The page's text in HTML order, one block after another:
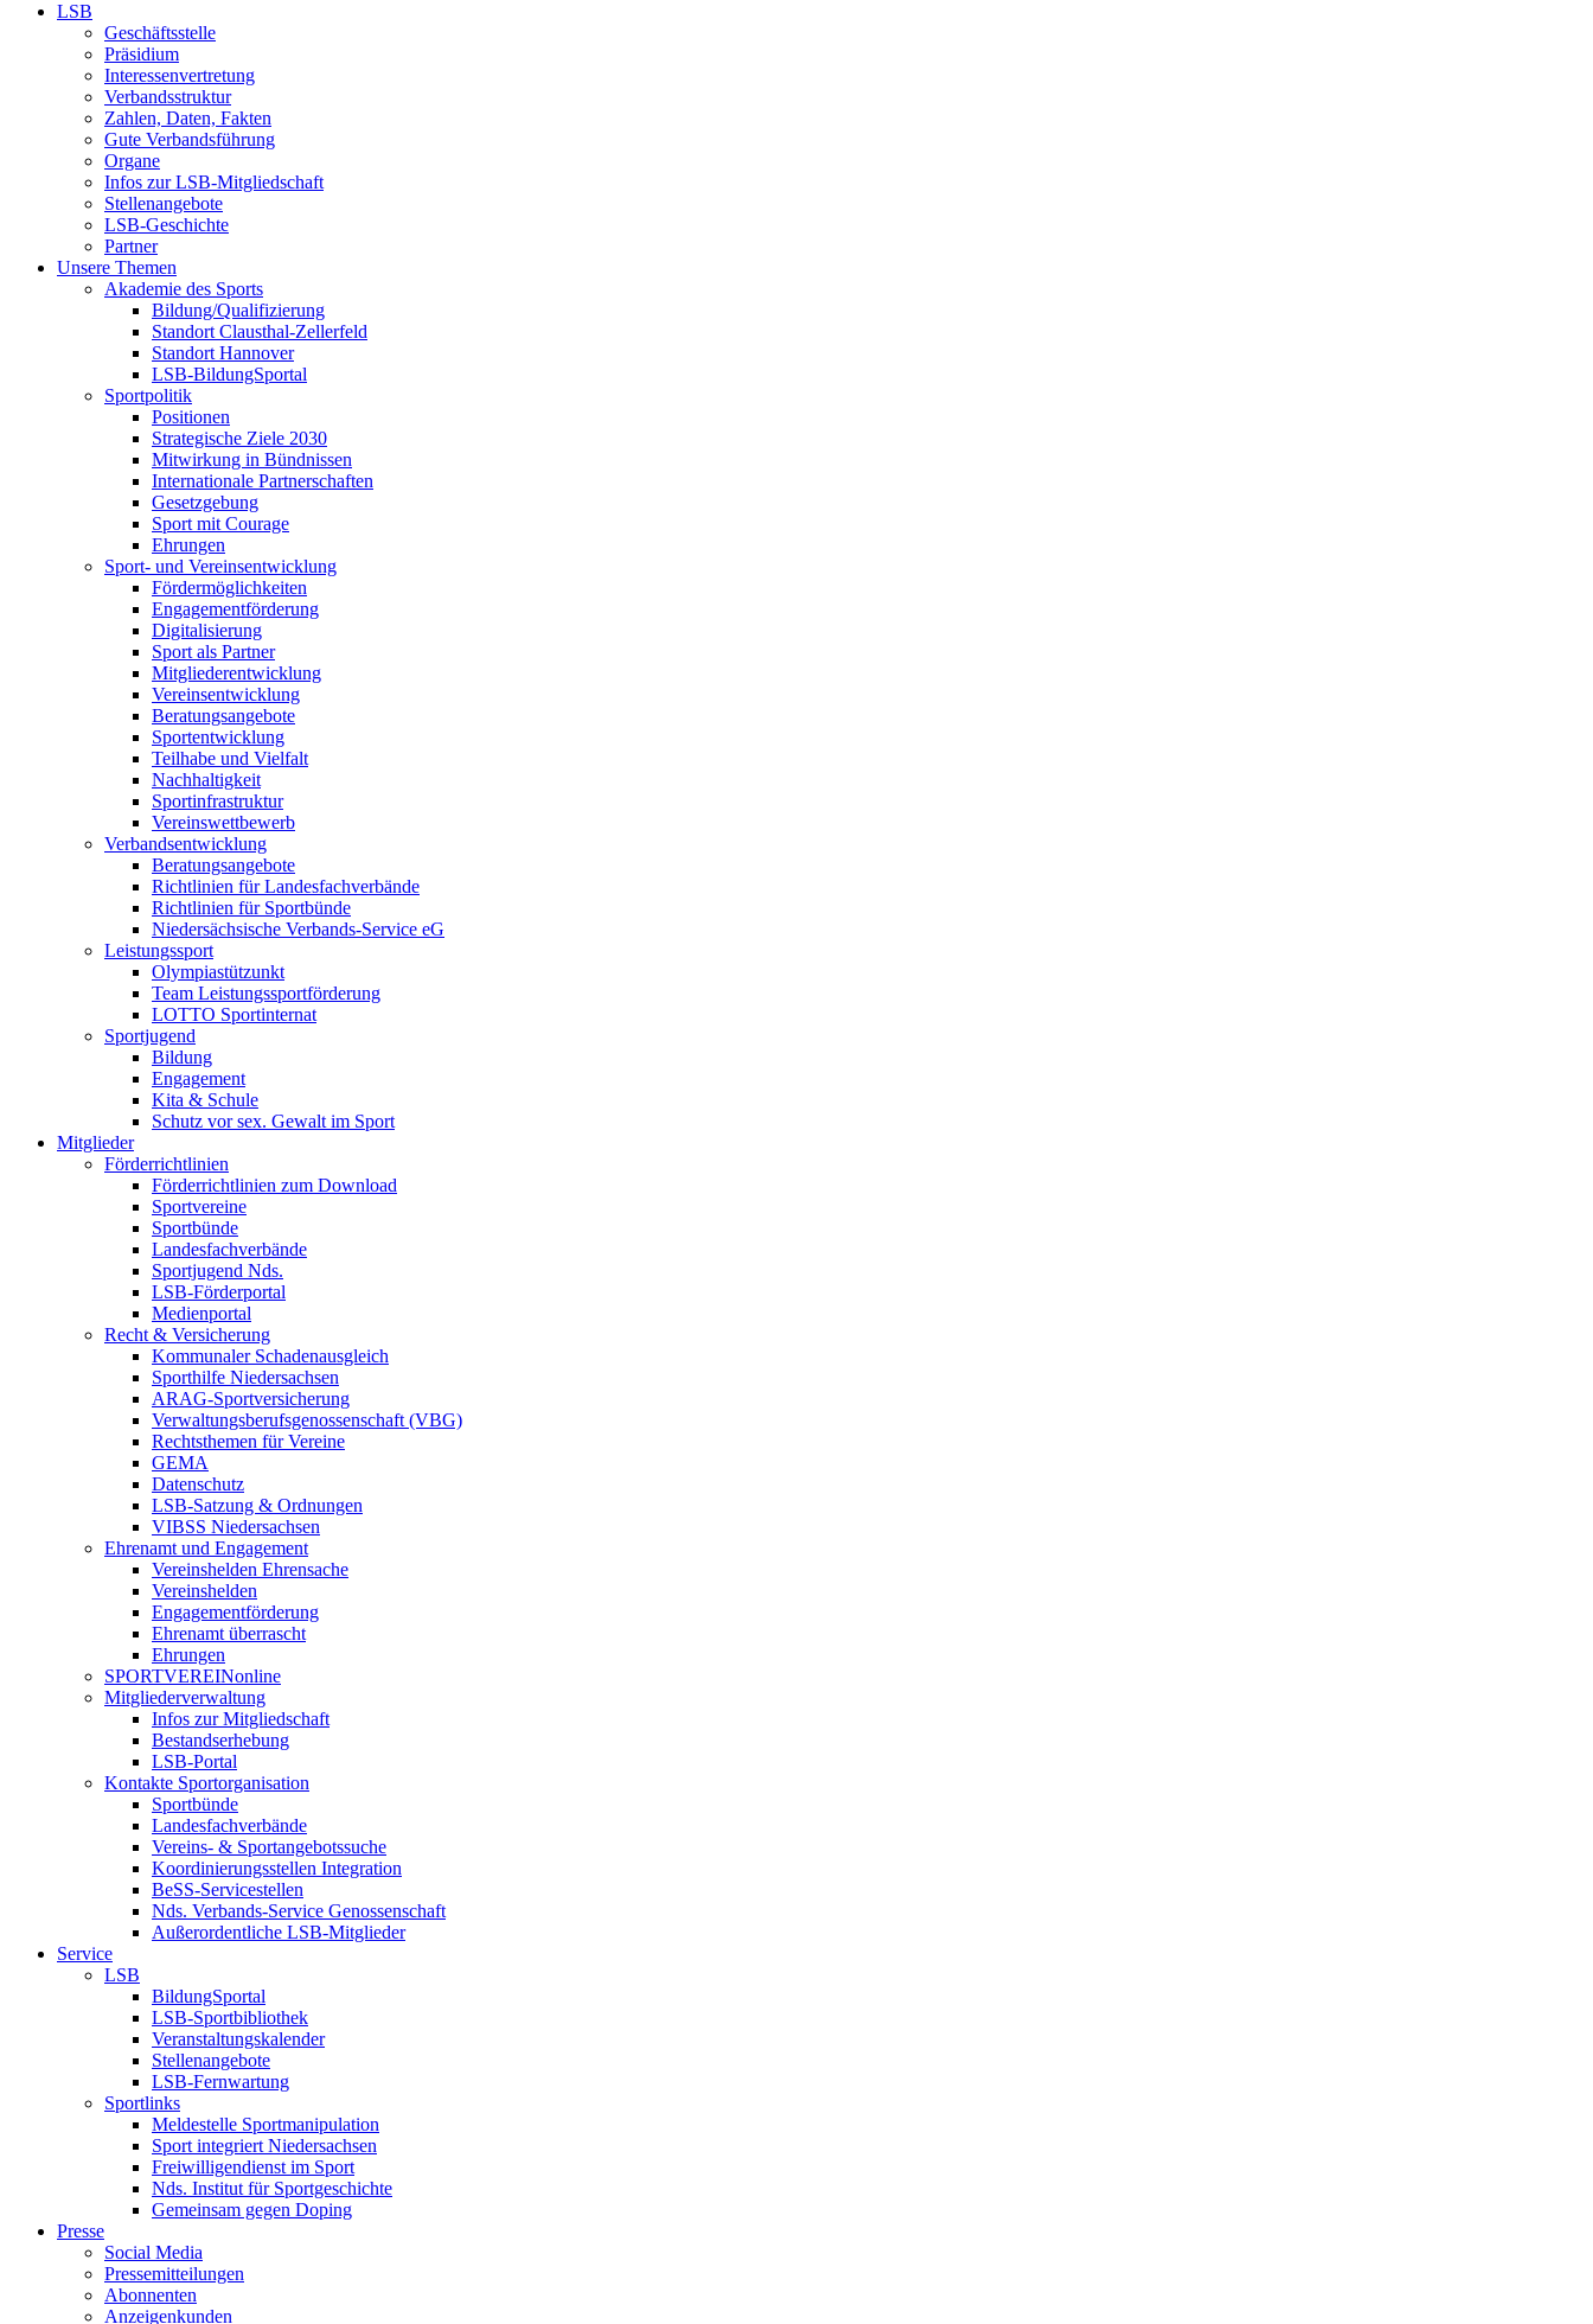
LSB
Geschäftsstelle
Präsidium
Interessenvertretung
Verbandsstruktur
Zahlen, Daten, Fakten
Gute Verbandsführung
Organe
Infos zur LSB-Mitgliedschaft
Stellenangebote
LSB-Geschichte
Partner
Unsere Themen
Akademie des Sports
Bildung/Qualifizierung
Standort Clausthal-Zellerfeld
Standort Hannover
LSB-BildungSportal
Sportpolitik
Positionen
Strategische Ziele 2030
Mitwirkung in Bündnissen
Internationale Partnerschaften
Gesetzgebung
Sport mit Courage
Ehrungen
Sport- und Vereinsentwicklung
Fördermöglichkeiten
Engagementförderung
Digitalisierung
Sport als Partner
Mitgliederentwicklung
Vereinsentwicklung
Beratungsangebote
Sportentwicklung
Teilhabe und Vielfalt
Nachhaltigkeit
Sportinfrastruktur
Vereinswettbewerb
Verbandsentwicklung
Beratungsangebote
Richtlinien für Landesfachverbände
Richtlinien für Sportbünde
Niedersächsische Verbands-Service eG
Leistungssport
Olympiastützunkt
Team Leistungssportförderung
LOTTO Sportinternat
Sportjugend
Bildung
Engagement
Kita & Schule
Schutz vor sex. Gewalt im Sport
Mitglieder
Förderrichtlinien
Förderrichtlinien zum Download
Sportvereine
Sportbünde
Landesfachverbände
Sportjugend Nds.
LSB-Förderportal
Medienportal
Recht & Versicherung
Kommunaler Schadenausgleich
Sporthilfe Niedersachsen
ARAG-Sportversicherung
Verwaltungsberufsgenossenschaft (VBG)
Rechtsthemen für Vereine
GEMA
Datenschutz
LSB-Satzung & Ordnungen
VIBSS Niedersachsen
Ehrenamt und Engagement
Vereinshelden Ehrensache
Vereinshelden
Engagementförderung
Ehrenamt überrascht
Ehrungen
SPORTVEREINonline
Mitgliederverwaltung
Infos zur Mitgliedschaft
Bestandserhebung
LSB-Portal
Kontakte Sportorganisation
Sportbünde
Landesfachverbände
Vereins- & Sportangebotssuche
Koordinierungsstellen Integration
BeSS-Servicestellen
Nds. Verbands-Service Genossenschaft
Außerordentliche LSB-Mitglieder
Service
LSB
BildungSportal
LSB-Sportbibliothek
Veranstaltungskalender
Stellenangebote
LSB-Fernwartung
Sportlinks
Meldestelle Sportmanipulation
Sport integriert Niedersachsen
Freiwilligendienst im Sport
Nds. Institut für Sportgeschichte
Gemeinsam gegen Doping
Presse
Social Media
Pressemitteilungen
Abonnenten
Anzeigenkunden